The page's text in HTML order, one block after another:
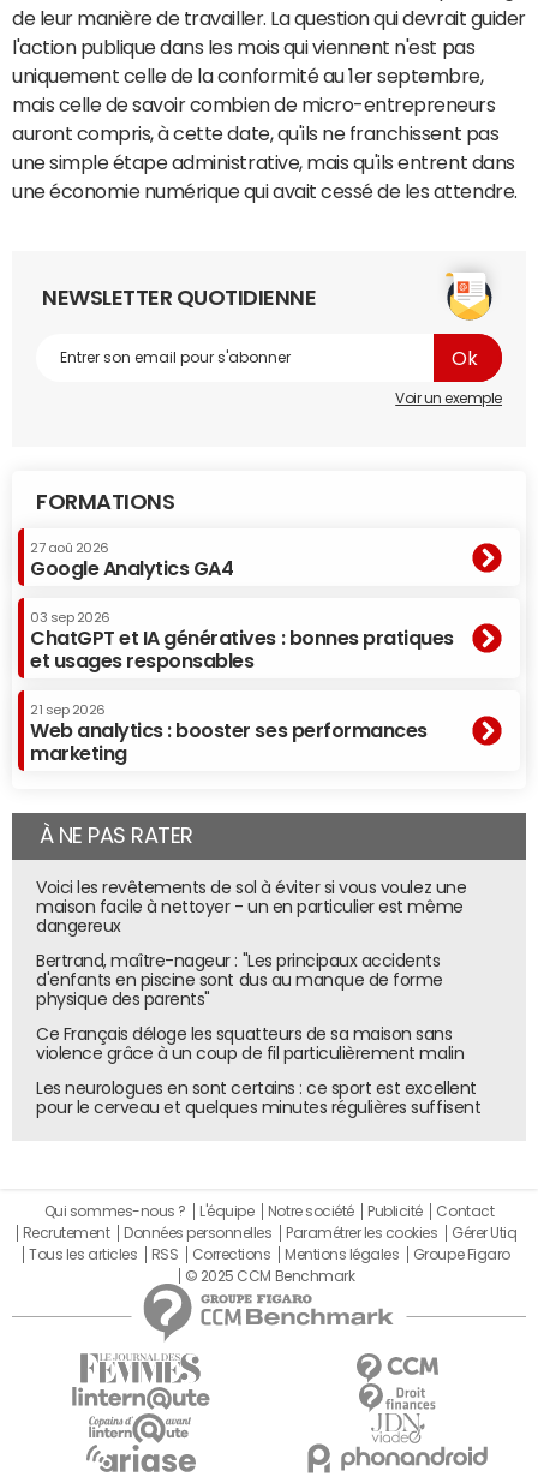
de leur manière de travailler. La question qui devrait guider
l'action publique dans les mois qui viennent n'est pas
uniquement celle de la conformité au 1er septembre,
mais celle de savoir combien de micro-entrepreneurs
auront compris, à cette date, qu'ils ne franchissent pas
une simple étape administrative, mais qu'ils entrent dans
une économie numérique qui avait cessé de les attendre.
NEWSLETTER QUOTIDIENNE
Voir un exemple
FORMATIONS
27 aoû 2026
Google Analytics GA4
03 sep 2026
ChatGPT et IA génératives : bonnes pratiques
et usages responsables
21 sep 2026
Web analytics : booster ses performances
marketing
À NE PAS RATER
Voici les revêtements de sol à éviter si vous voulez une
maison facile à nettoyer - un en particulier est même
dangereux
Bertrand, maître-nageur : "Les principaux accidents
d'enfants en piscine sont dus au manque de forme
physique des parents"
Ce Français déloge les squatteurs de sa maison sans
violence grâce à un coup de fil particulièrement malin
Les neurologues en sont certains : ce sport est excellent
pour le cerveau et quelques minutes régulières suffisent
Qui sommes-nous ? L'équipe Notre société Publicité
Contact
Recrutement
Données personnelles Paramétrer les cookies
Gérer Utiq
Tous les articles
RSS Corrections Mentions légales
Groupe Figaro
© 2025 CCM Benchmark